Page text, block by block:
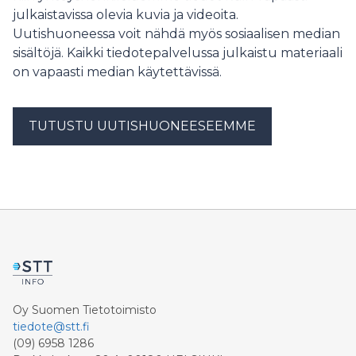
mobiilityöhön HONOR Magic V6 osoittaa, että
taitettava puhelin voi olla käytännöllinen työkalu
päivittäisiin tehtäviin, kuten asiakirjojen tarkasteluun,
videopuheluihin, muistiinpanojen tekemiseen ja
tekoälyn hyödyntämiseen. Avattuna laitteen 7,95-
Multi-Flex- ja Fast Flex -ominaisuuksien avulla käyttäjä
voi ajaa jopa kolmea sovellusta rinnakkain. Tämä
julkaistavissa olevia kuvia ja videoita.
Uutishuoneessa voit nähdä myös sosiaalisen median
sisältöjä. Kaikki tiedotepalvelussa julkaistu materiaali
on vapaasti median käytettävissä.
TUTUSTU UUTISHUONEESEEMME
Oy Suomen Tietotoimisto
tiedote@stt.fi
(09) 6958 1286